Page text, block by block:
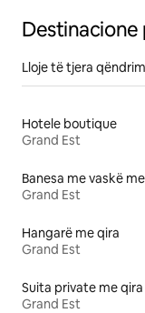
Lloje të tjera
Hotele boutique
Grand Est
Grand Est
Hangarë me qira
Grand Est
Suita private me qira
Grand Est